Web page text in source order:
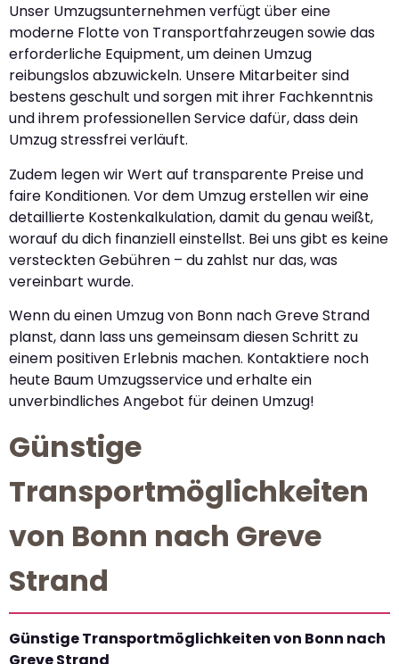
Unser Umzugsunternehmen verfügt über eine
moderne Flotte von Transportfahrzeugen sowie das
erforderliche Equipment, um deinen Umzug
reibungslos abzuwickeln. Unsere Mitarbeiter sind
bestens geschult und sorgen mit ihrer Fachkenntnis
und ihrem professionellen Service dafür, dass dein
Umzug stressfrei verläuft.
Zudem legen wir Wert auf transparente Preise und
faire Konditionen. Vor dem Umzug erstellen wir eine
detaillierte Kostenkalkulation, damit du genau weißt,
worauf du dich finanziell einstellst. Bei uns gibt es keine
versteckten Gebühren – du zahlst nur das, was
vereinbart wurde.
Wenn du einen Umzug von Bonn nach Greve Strand
planst, dann lass uns gemeinsam diesen Schritt zu
einem positiven Erlebnis machen. Kontaktiere noch
heute Baum Umzugsservice und erhalte ein
unverbindliches Angebot für deinen Umzug!
Günstige
Transportmöglichkeiten
von Bonn nach Greve
Strand
Günstige Transportmöglichkeiten von Bonn nach